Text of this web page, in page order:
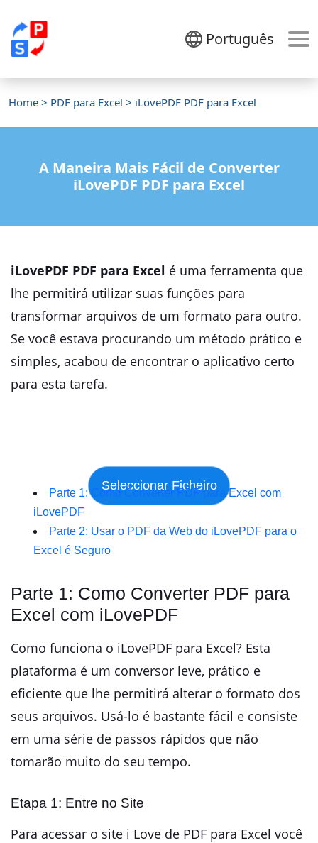
Português
Home > PDF para Excel > iLovePDF PDF para Excel
A Maneira Mais Fácil de Converter
iLovePDF PDF para Excel
iLovePDF PDF para Excel é uma ferramenta que
lhe permitirá utilizar suas funções para
transformar arquivos de um formato para outro.
Se você estava procurando um método prático e
simples, acabou de encontrar o aplicativo certo
para esta tarefa.
Parte 1: Como Converter PDF para Excel com
iLovePDF
Parte 2: Usar o PDF da Web do iLovePDF para o
Excel é Seguro
Parte 1: Como Converter PDF para
Excel com iLovePDF
Como funciona o iLovePDF para Excel? Esta
plataforma é um conversor leve, prático e
eficiente que lhe permitirá alterar o formato dos
seus arquivos. Usá-lo é bastante fácil e consiste
em uma série de passos rápidos que não
tomarão muito do seu tempo.
Etapa 1: Entre no Site
Para acessar o site i Love de PDF para Excel você